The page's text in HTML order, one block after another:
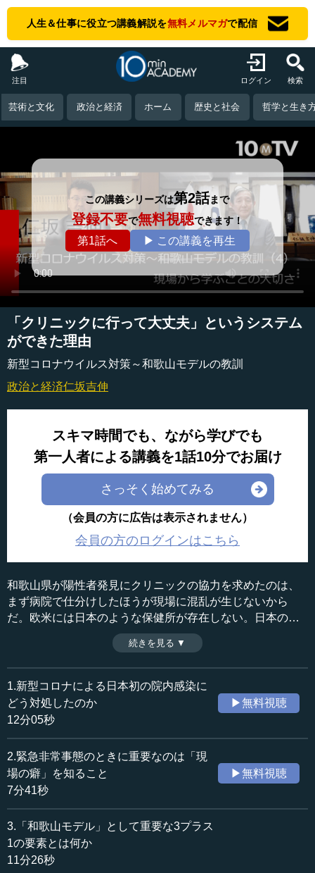
人生＆仕事に役立つ講義解説を無料メルマガで配信
注目 ログイン 検索
芸術と文化 政治と経済 ホーム 歴史と社会 哲学と生き
この講義シリーズは第2話まで
登録不要で無料視聴できます！
第1話へ ▶ この講義を再生
「クリニックに行って大丈夫」というシステム
ができた理由
新型コロナウイルス対策～和歌山モデルの教訓
政治と経済仁坂吉伸
スキマ時間でも、ながら学びでも
第一人者による講義を1話10分でお届け
さっそく始めてみる
（会員の方に広告は表示されません）
会員の方のログインはこちら
和歌山県が陽性者発見にクリニックの協力を求めたのは、
まず病院で仕分けしたほうが現場に混乱が生じないから
だ。欧米には日本のような保健所が存在しない。日本の病
院で欧米のような混乱が起こらなかったのは、保健所の果
たした役割が大きい。外からの情報と現場からの情報をう
まく組み合わせて考えれば、よりよい方針を打ち出すこと
は可能になる。（全10話中第４話）
※インタビュアー：川上達史（テンミニッツTV編集長）
収録日：2020年7月30日
追加日：2020年9月3日
カテゴリー：
政治
政策
≪全文≫
●「クリニックに行くな」の真相
の連携を）したのかというと、もともと風邪を引いたら、
普通クリニックに行くのが人情です。それを「行くな」と
言うのは、おかしいというのが第一です。またコロナであ
続きを見る ▼
1.新型コロナによる日本初の院内感染に
どう対処したのか
12分05秒
▶無料視聴
2.緊急非常事態のときに重要なのは「現
場の癖」を知ること
7分41秒
▶無料視聴
3.「和歌山モデル」として重要な3プラス
1の要素とは何か
11分26秒